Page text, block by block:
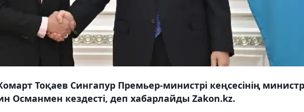
Тоқаев Сингапур Премьер-министрі кеңсесінің
Османмен кездесті, деп хабарлайды Zakon.kz.